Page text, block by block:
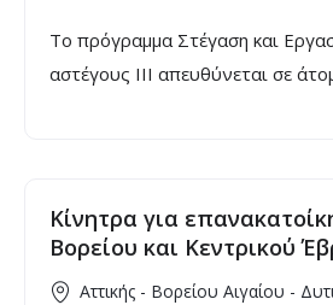
Το πρόγραμμα Στέγαση και
αστέγους ΙΙΙ απευθύνεται σε
Κίνητρα για
Βορείου και Κεντρικού
Αττικής - Βορείου Αιγαίου -